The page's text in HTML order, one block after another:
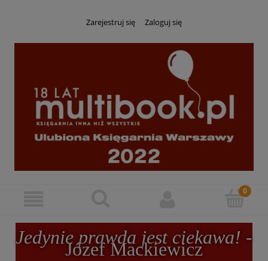
Zarejestruj się Zaloguj się
Jedynie prawda jest ciekawa! -
Józef Mackiewicz